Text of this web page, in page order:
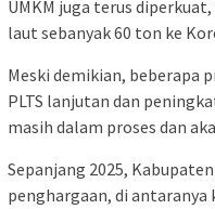
UMKM juga terus
laut sebanyak 60 ton ke
Meski demikian, beberapa
PLTS lanjutan dan
masih dalam proses dan
Sepanjang 2025,
penghargaan, di antaranya